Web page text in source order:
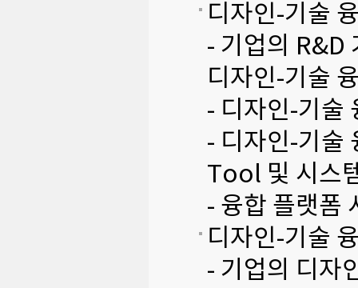
디자인-기술
- 기업의 R&D
디자인-기술
- 디자인-기술
- 디자인-기술
Tool 및 시스
- 융합 플랫폼
디자인-기술
- 기업의 디자